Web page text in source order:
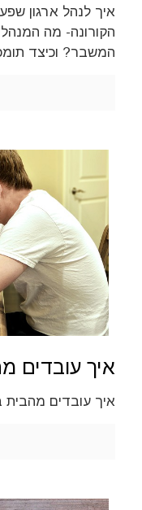
איך לנהל ארגון
הקורונה- מה
המשבר? וכיצד
איך עובדים
איך עובדים מהבית